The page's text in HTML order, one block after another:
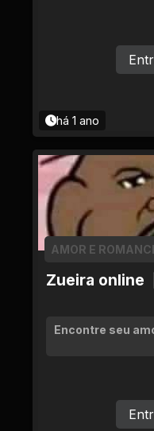
há 1 ano
Zueira online
AMOR E
Encontre seu